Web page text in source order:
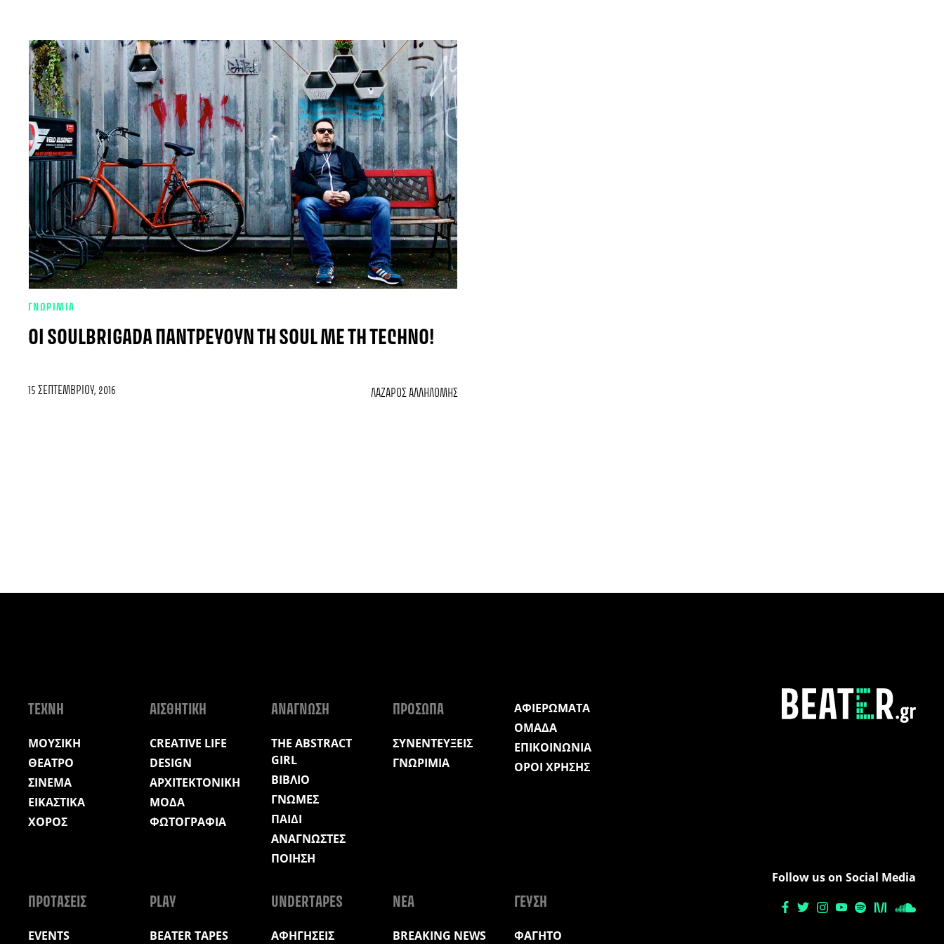
ΓΝΩΡΙΜΙΑ
ΟΙ SOULBRIGADA ΠΑΝΤΡΕΎΟΥΝ ΤΗ SOUL ΜΕ ΤΗ TECHNO!
15 ΣΕΠΤΕΜΒΡΊΟΥ, 2016 ΛΆΖΑΡΟΣ ΑΛΛΗΛΌΜΗΣ
ΤΕΧΝΗ
ΜΟΥΣΙΚΗ
ΘΕΑΤΡΟ
ΣΙΝΕΜΑ
ΕΙΚΑΣΤΙΚΑ
ΧΟΡΟΣ
ΑΙΣΘΗΤΙΚΗ
CREATIVE LIFE
DESIGN
ΑΡΧΙΤΕΚΤΟΝΙΚΗ
ΜΟΔΑ
ΦΩΤΟΓΡΑΦΙΑ
ΑΝΑΓΝΩΣΗ
THE ABSTRACT
GIRL
ΒΙΒΛΙΟ
ΓΝΩΜΕΣ
ΠΑΙΔΙ
ΑΝΑΓΝΩΣΤΕΣ
ΠΟΙΗΣΗ
ΠΡΟΣΩΠΑ
ΣΥΝΕΝΤΕΥΞΕΙΣ
ΓΝΩΡΙΜΙΑ
ΑΦΙΕΡΩΜΑΤΑ
ΟΜΑΔΑ
ΕΠΙΚΟΙΝΩΝΙΑ
ΟΡΟΙ ΧΡΗΣΗΣ
ΠΡΟΤΑΣΕΙΣ
EVENTS
PLAY
BEATER TAPES
UNDERTAPES
ΑΦΗΓΗΣΕΙΣ
ΝΕΑ
BREAKING NEWS
ΓΕΥΣΗ
ΦΑΓΗΤΟ
Follow us on Social Media